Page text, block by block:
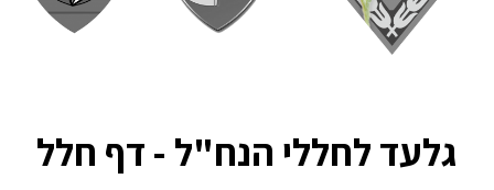
גלעד לחללי הנח"ל - דף חלל